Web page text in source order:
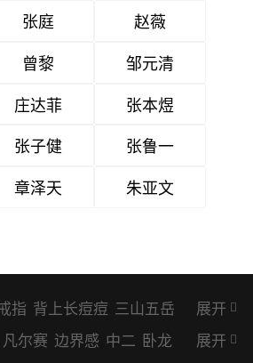
张庭
赵薇
曾黎
邹元清
庄达菲
张本煜
张子健
张鲁一
章泽天
朱亚文
指 背上长痘痘 三山五岳
展开
凡尔赛 边界感 中二 卧龙
展开